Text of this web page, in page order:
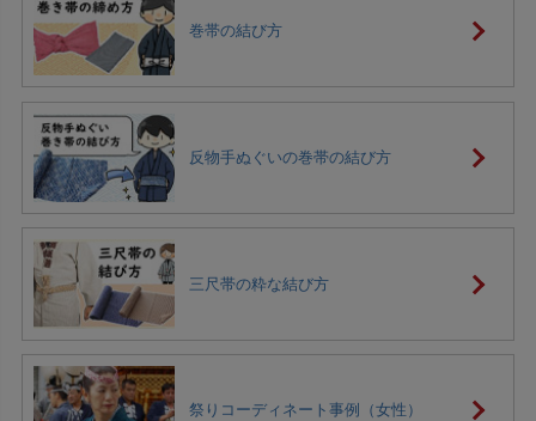
巻帯の結び方
反物手ぬぐいの巻帯の結び方
三尺帯の粋な結び方
祭りコーディネート事例（女性）